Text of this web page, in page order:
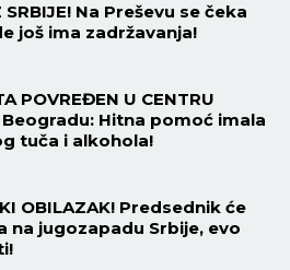
SRBIJE! Na Preševu se čeka
još ima zadržavanja!
POVREĐEN U CENTRU
Beogradu: Hitna pomoć imala
tuča i alkohola!
OBILAZAK! Predsednik će
na jugozapadu Srbije, evo